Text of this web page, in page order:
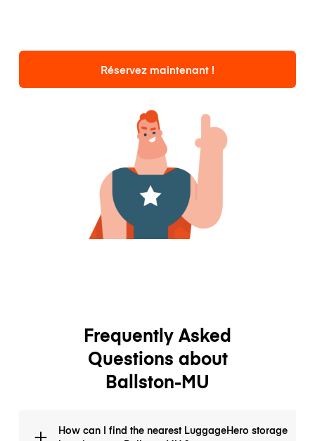
Réservez maintenant !
Frequently Asked
Questions about
Ballston-MU
How can I find the nearest LuggageHero storage